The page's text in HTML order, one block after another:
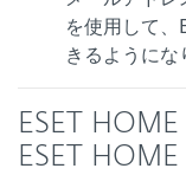
を使用して、
きるようにな
ESET
ESET